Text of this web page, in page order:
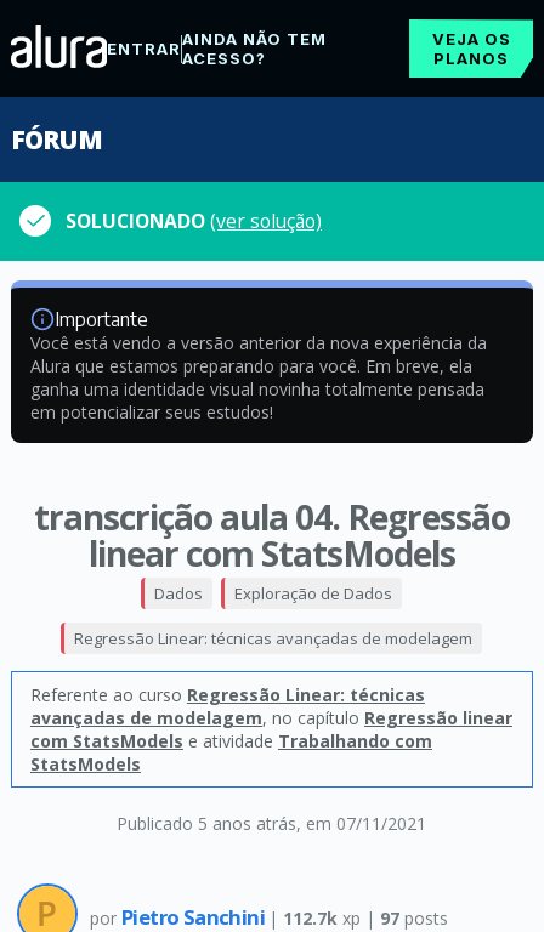
ENTRARAINDA NÃO TEM
ACESSO?
VEJA OS
PLANOS
FÓRUM
SOLUCIONADO(ver solução)
Importante
Você está vendo a versão anterior da nova experiência da
Alura que estamos preparando para você. Em breve, ela
ganha uma identidade visual novinha totalmente pensada
em potencializar seus estudos!
transcrição aula 04. Regressão
linear com StatsModels
Publicado 5 anos atrás, em 07/11/2021
Dados Exploração de Dados
Regressão Linear: técnicas avançadas de modelagem
Referente ao curso Regressão Linear: técnicas
avançadas de modelagem, no capítulo Regressão linear
com StatsModels e atividade Trabalhando com
StatsModels
por Pietro Sanchini | 112.7k xp | 97 posts